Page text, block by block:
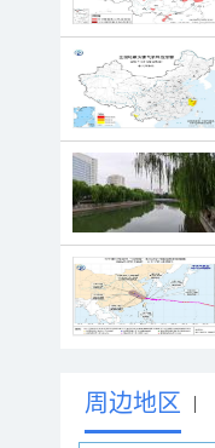
周边地区 |